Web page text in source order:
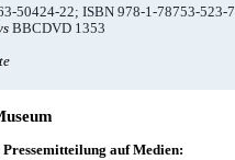
50424-22; ISBN 978-1-78753-523-7
BBCDVD 1353
Pressemitteilung auf Medien: